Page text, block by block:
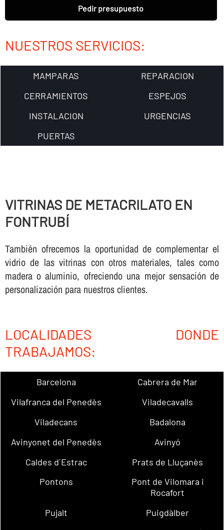
Pedir presupuesto
NUESTROS SERVICIOS:
MAMPARAS
REPARACION
CERRAMIENTOS
ESPEJOS
INSTALACION
URGENCIAS
PUERTAS
VITRINAS DE METACRILATO EN
FONTRUBÍ
También ofrecemos la oportunidad de complementar el
vidrio de las vitrinas con otros materiales, tales como
madera o aluminio, ofreciendo una mejor sensación de
personalización para nuestros clientes.
LOCALIDADES DONDE
TRABAJAMOS:
Barcelona
Cabrera de Mar
Vilafranca del Penedès
Viladecavalls
Viladecans
Badalona
Avinyonet del Penedès
Avinyó
Caldes d´Estrac
Prats de Lluçanès
Pontons
Pont de Vilomara i
Rocafort
Pujalt
Puigdàlber